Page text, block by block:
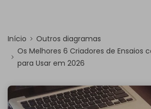
Início
Outros diagramas
Os Melhores 6 Criadores de Ensaios
para Usar em 2026